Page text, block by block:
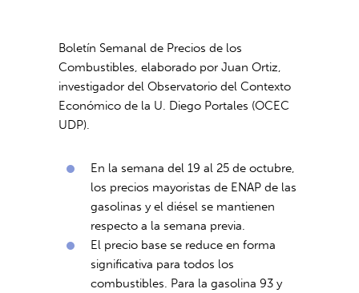
Boletín Semanal de Precios de los
Combustibles, elaborado por Juan Ortiz,
investigador del Observatorio del Contexto
Económico de la U. Diego Portales (OCEC
UDP).
En la semana del 19 al 25 de octubre,
los precios mayoristas de ENAP de las
gasolinas y el diésel se mantienen
respecto a la semana previa.
El precio base se reduce en forma
significativa para todos los
combustibles. Para la gasolina 93 y